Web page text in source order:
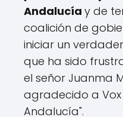
Andalucía y de
coalición de
iniciar un
que ha sido
el señor Juanma
agradecido a
Andalucía".